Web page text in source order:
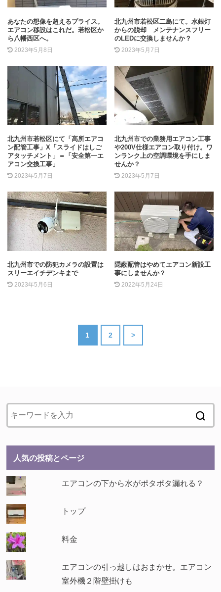
あなたの想像を超えるプライス。
エアコン移設はこれだ。若松区か
ら八幡西区へ。
2023年5月8日
北九州市若松区二島にて。水銀灯
からの脱却 メンテナンスフリー
のLEDに交換しませんか？
2023年5月7日
北九州市若松区にて「高所エアコ
ン配管工事」X「スライドはしご
アタッチメント」＝「安全第一エ
アコン交換工事」
2023年5月7日
北九州市での業務用エアコン工事
や200V仕様エアコン取り付け。ワ
ンランク上の空調環境を手にしま
せんか？
2023年5月7日
北九州市での防犯カメラの設置は
スリーエイチデンキまで
2023年5月6日
隠蔽配管はやめてエアコン新設工
事にしませんか？
2022年5月24日
1 2 >
人気の投稿とページ
エアコンの下から水がポタポタ漏れる？
トップ
料金
エアコンの引っ越しはおまかせ。エアコン
室外機２階壁掛けも